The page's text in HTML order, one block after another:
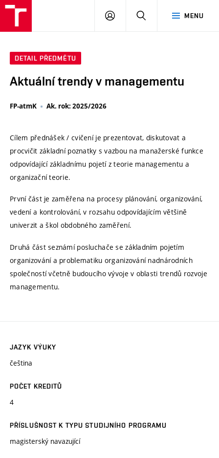
MENU
PŘIHLÁSIT
DETAIL PŘEDMĚTU
Aktuální trendy v managementu
FP-atmK Ak. rok: 2025/2026
Cílem přednášek / cvičení je prezentovat, diskutovat a
procvičit základní poznatky s vazbou na manažerské funkce
odpovídající základnímu pojetí z teorie managementu a
organizační teorie.
První část je zaměřena na procesy plánování, organizování,
vedení a kontrolování, v rozsahu odpovídajícím většině
univerzit a škol obdobného zaměření.
Druhá část seznámí posluchače se základním pojetím
organizování a problematiku organizování nadnárodních
společností včetně budoucího vývoje v oblasti trendů rozvoje
managementu.
JAZYK VÝUKY
čeština
POČET KREDITŮ
4
PŘÍSLUŠNOST K TYPU STUDIJNÍHO PROGRAMU
magisterský navazující